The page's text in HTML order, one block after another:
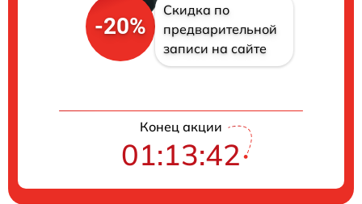
-20%
Скидка по
предварительной
записи на сайте
Конец акции
01:13:42